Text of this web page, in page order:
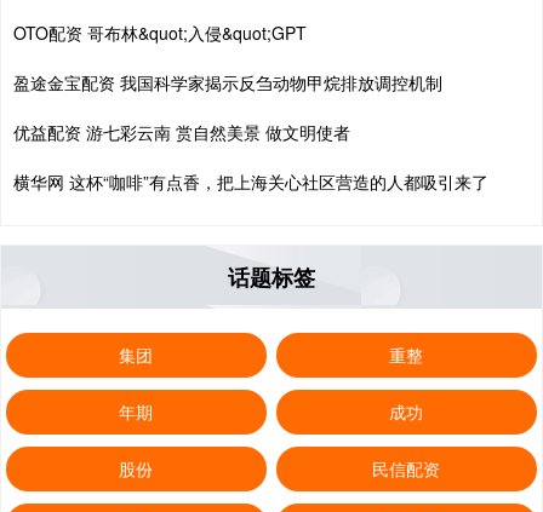
OTO配资 哥布林&quot;入侵&quot;GPT
盈途金宝配资 我国科学家揭示反刍动物甲烷排放调控机制
优益配资 游七彩云南 赏自然美景 做文明使者
横华网 这杯“咖啡”有点香，把上海关心社区营造的人都吸引来了
话题标签
集团 重整
年期 成功
股份 民信配资